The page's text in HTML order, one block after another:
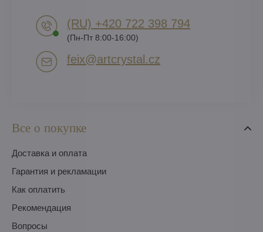
Все о покупке
Доставка и оплата
Гарантия и рекламации
Как оплатить
Pекомендация
Вопросы
(RU) +420 722 398 794​
(Пн-Пт 8:00-16:00)
feix​@artcrystal​.cz